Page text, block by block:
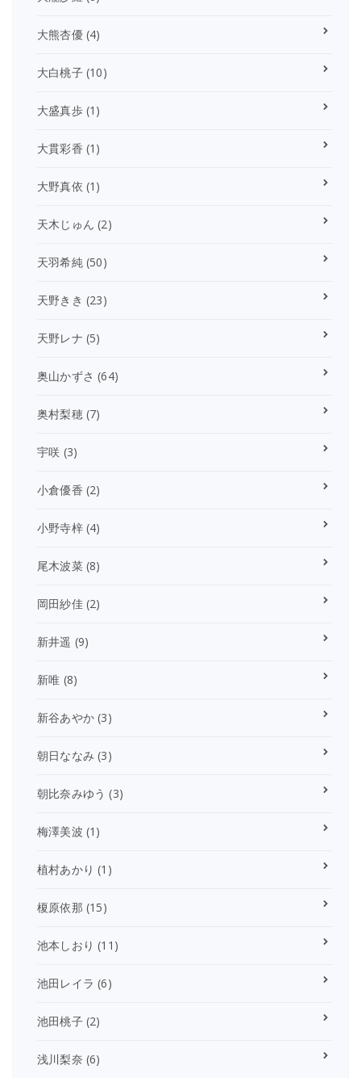
大熊杏優(4)
大白桃子(10)
大盛真歩(1)
大貫彩香 (1)
大野真依 (1)
天木じゅん (2)
天羽希純(50)
天野きき (23)
天野レナ (5)
奥山かずさ (64)
奥村梨穂(7)
宇咲 (3)
小倉優香 (2)
小野寺梓(4)
尾木波菜(8)
岡田紗佳(2)
新井遥 (9)
新唯 (8)
新谷あやか (3)
朝日ななみ (3)
朝比奈みゆう (3)
梅澤美波 (1)
植村あかり (1)
榎原依那 (15)
池本しおり (11)
池田レイラ (6)
池田桃子(2)
浅川梨奈 (6)